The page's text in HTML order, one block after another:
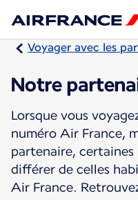
Voyager avec les
Notre
Lorsque vous
numéro Air France,
partenaire,
différer de celles
Air France.